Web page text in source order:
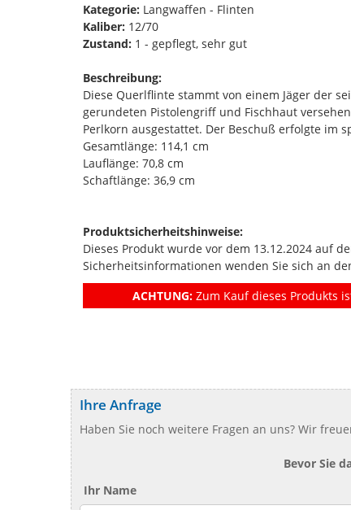
Kategorie: Langwaffen - Flinten
Kaliber: 12/70
Zustand: 1 - gepflegt, sehr gut
Beschreibung:
Diese Querlflinte stammt von einem Jäger der
gerundeten Pistolengriff und Fischhaut
Perlkorn ausgestattet. Der Beschuß erfolgte im
Gesamtlänge: 114,1 cm
Lauflänge: 70,8 cm
Schaftlänge: 36,9 cm
Produktsicherheitshinweise:
Dieses Produkt wurde vor dem 13.12.2024 auf
Sicherheitsinformationen wenden Sie sich an
ACHTUNG: Zum Kauf dieses Produkts
Ihre Anfrage
Haben Sie noch weitere Fragen an uns? Wir
Bevor Sie
Ihr Name